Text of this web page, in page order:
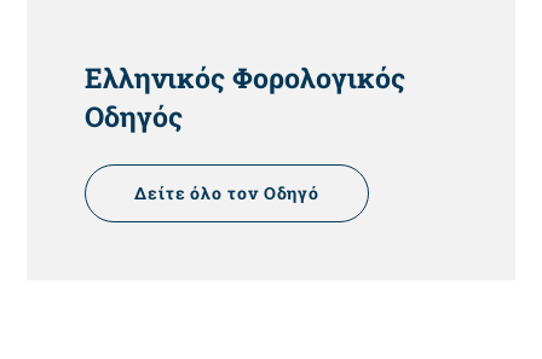
HEADING
Ελληνικός Φορολογικός
Οδηγός
Δείτε όλο τον Οδηγό